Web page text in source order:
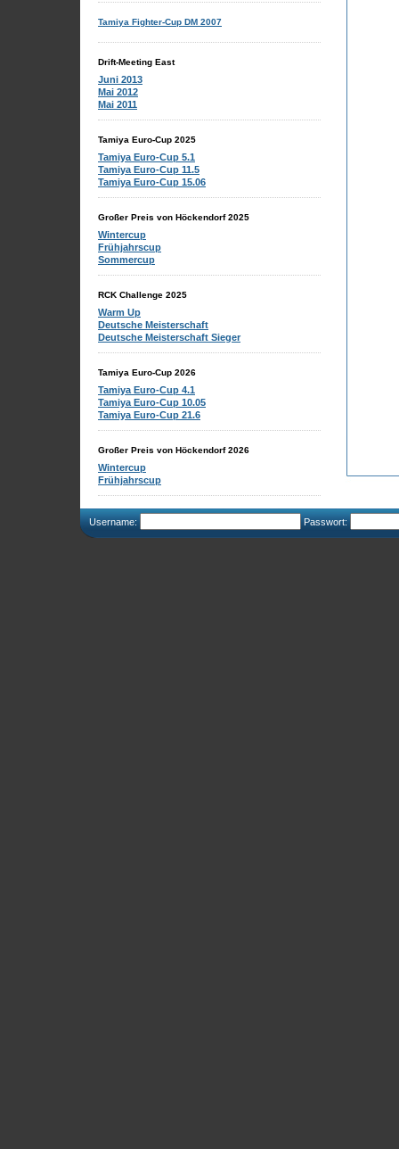
Tamiya Fighter-Cup DM 2007
Drift-Meeting East
Juni 2013
Mai 2012
Mai 2011
Tamiya Euro-Cup 2025
Tamiya Euro-Cup 5.1
Tamiya Euro-Cup 11.5
Tamiya Euro-Cup 15.06
Großer Preis von Höckendorf 2025
Wintercup
Frühjahrscup
Sommercup
RCK Challenge 2025
Warm Up
Deutsche Meisterschaft
Deutsche Meisterschaft Sieger
Tamiya Euro-Cup 2026
Tamiya Euro-Cup 4.1
Tamiya Euro-Cup 10.05
Tamiya Euro-Cup 21.6
Großer Preis von Höckendorf 2026
Wintercup
Frühjahrscup
Username: Passwort: